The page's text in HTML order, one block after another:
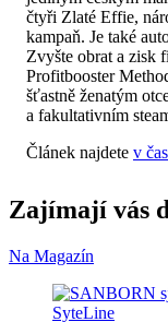
čtyři Zlaté Effie,
kampaň. Je také
Zvyšte obrat a zisk
Profitbooster
šťastně ženatým
a fakultativním
Článek najdete v
Zajímají vás
Na Magazín